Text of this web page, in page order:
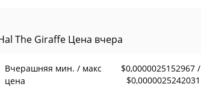
The Giraffe Цена вчера
Вчерашняя мин. / макс
цена
$0,0000025152967 /
$0,0000025242031